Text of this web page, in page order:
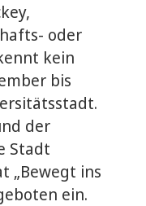
oder
kein
bis
der
Stadt
„Bewegt ins
ein.